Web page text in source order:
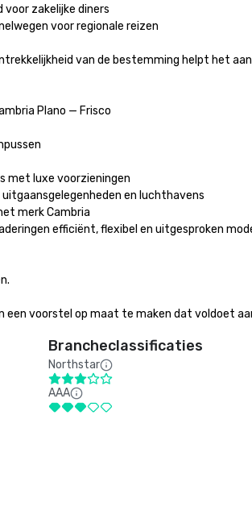
zakelijke diners
voor regionale reizen
van de bestemming helpt het
Plano — Frisco
met luxe voorzieningen
en luchthavens
merk Cambria
efficiënt, flexibel en uitgesproken
voorstel op maat te maken dat voldoet
Brancheclassificaties
Northstar
AAA